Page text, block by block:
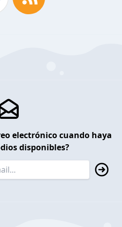
electrónico cuando haya
disponibles?